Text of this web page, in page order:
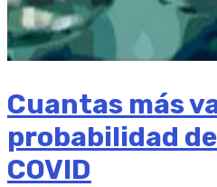
Cuantas más
probabilidad
COVID